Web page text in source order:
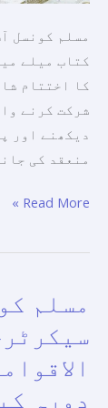
مسلم کونسل
کتاب میلے
کا اختتام
شرکت کرنے
منعقد کی
اختتام
Read More »
مسلم
دورہ
آف
ایلڈرز